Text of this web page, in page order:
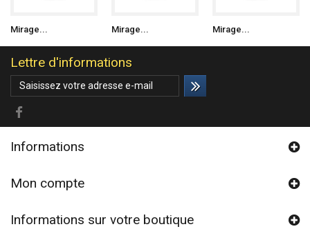
Mirage... Mirage... Mirage...
Lettre d'informations
Informations
Mon compte
Informations sur votre boutique